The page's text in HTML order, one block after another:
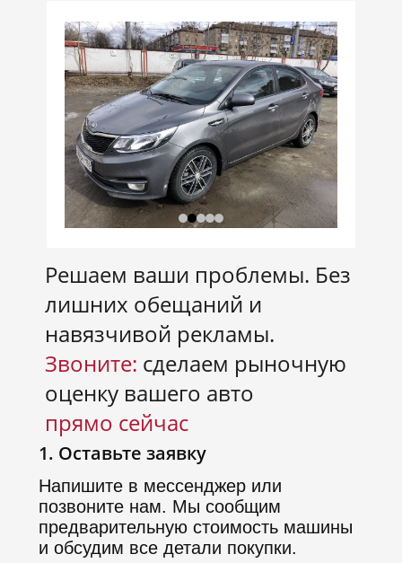
Решаем ваши проблемы. Без
лишних обещаний и
навязчивой рекламы.
Звоните: сделаем рыночную
оценку вашего авто
прямо сейчас
1. Оставьте заявку
Напишите в мессенджер или
позвоните нам. Мы сообщим
предварительную стоимость машины
и обсудим все детали покупки.